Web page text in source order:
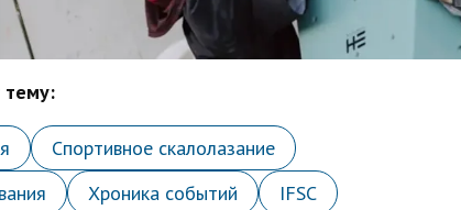
тему:
Спортивное скалолазание
Хроника событий
IFSC